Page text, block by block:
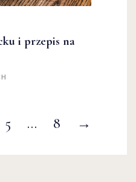
i przepis na
5 … 8 →